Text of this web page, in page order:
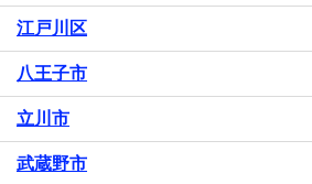
江戸川区
八王子市
立川市
武蔵野市